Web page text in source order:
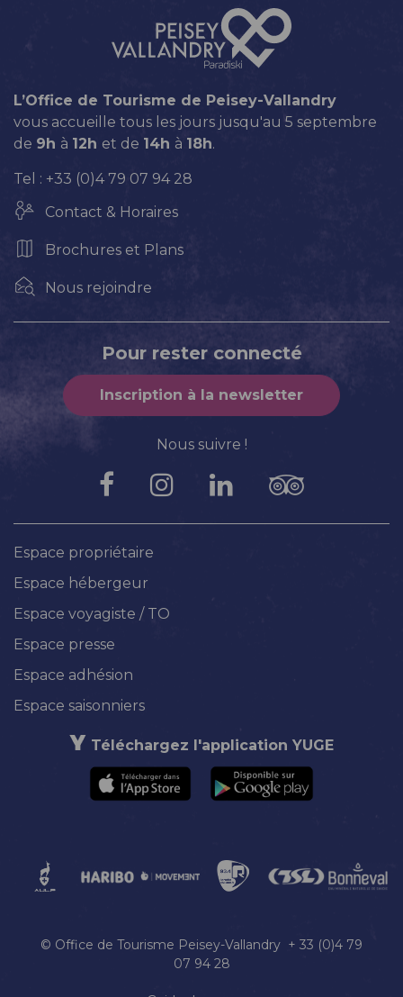
L’Office de Tourisme de Peisey-Vallandry
vous accueille tous les jours jusqu'au 5 septembre
de 9h à 12h et de 14h à 18h.
Tel : +33 (0)4 79 07 94 28
Contact & Horaires
Brochures et Plans
Nous rejoindre
Pour rester connecté
Inscription à la newsletter
Nous suivre !
Espace propriétaire
Espace hébergeur
Espace voyagiste / TO
Espace presse
Espace adhésion
Espace saisonniers
Téléchargez l'application YUGE
© Office de Tourisme Peisey-Vallandry + 33 (0)4 79
07 94 28